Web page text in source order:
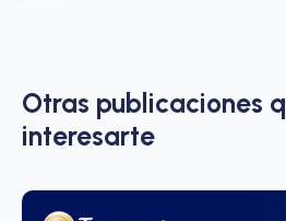
Otras publicaciones
interesarte